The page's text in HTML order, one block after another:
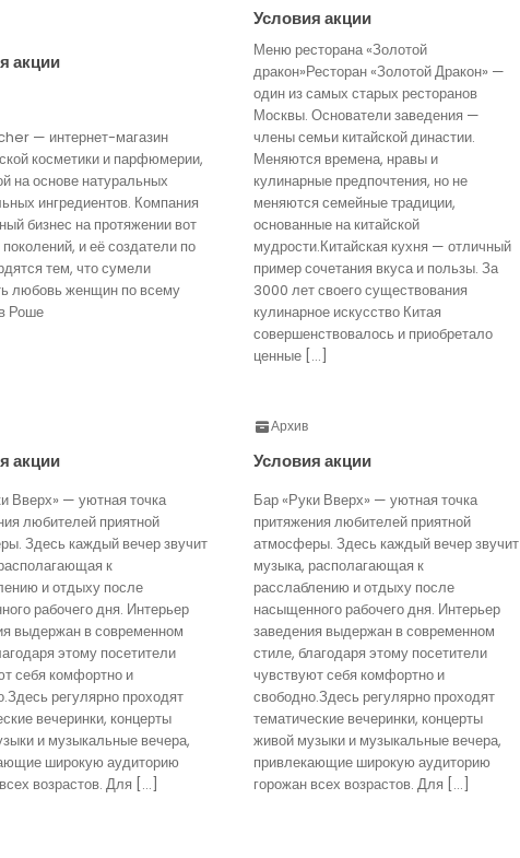
акции
— интернет-магазин
косметики и парфюмерии,
на основе натуральных
ингредиентов. Компания
бизнес на протяжении вот
и её создатели по
тем, что сумели
любовь женщин по всему
Роше
Условия акции
Меню ресторана «Золотой
дракон»Ресторан «Золотой Дракон» —
один из самых старых ресторанов
Москвы. Основатели заведения —
члены семьи китайской династии.
Меняются времена, нравы и
кулинарные предпочтения, но не
меняются семейные традиции,
основанные на китайской
мудрости.Китайская кухня — отличный
пример сочетания вкуса и пользы. За
3000 лет своего существования
кулинарное искусство Китая
совершенствовалось и приобретало
ценные […]
акции
Вверх» — уютная точка
любителей приятной
Здесь каждый вечер звучит
к
и отдыху после
рабочего дня. Интерьер
выдержан в современном
этому посетители
себя комфортно и
регулярно проходят
вечеринки, концерты
и музыкальные вечера,
широкую аудиторию
возрастов. Для […]
Архив
Условия акции
Бар «Руки Вверх» — уютная точка
притяжения любителей приятной
атмосферы. Здесь каждый вечер звучит
музыка, располагающая к
расслаблению и отдыху после
насыщенного рабочего дня. Интерьер
заведения выдержан в современном
стиле, благодаря этому посетители
чувствуют себя комфортно и
свободно.Здесь регулярно проходят
тематические вечеринки, концерты
живой музыки и музыкальные вечера,
привлекающие широкую аудиторию
горожан всех возрастов. Для […]